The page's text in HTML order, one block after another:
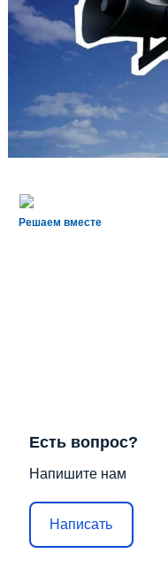
Решаем вместе
Есть вопрос?
Напишите нам
Написать